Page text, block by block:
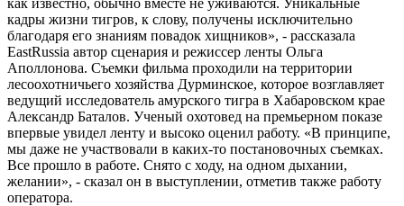
кадры жизни тигров, к слову, получены исключительно
благодаря его знаниям повадок хищников», - рассказала
EastRussia автор сценария и режиссер ленты Ольга
Аполлонова. Съемки фильма проходили на территории
лесоохотничьего хозяйства Дурминское, которое возглавляет
ведущий исследователь амурского тигра в Хабаровском крае
Александр Баталов. Ученый охотовед на премьерном показе
впервые увидел ленту и высоко оценил работу. «В принципе,
мы даже не участвовали в каких-то постановочных съемках.
Все прошло в работе. Снято с ходу, на одном дыхании,
желании», - сказал он в выступлении, отметив также работу
оператора.